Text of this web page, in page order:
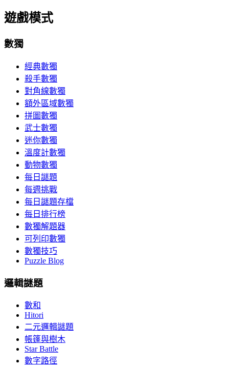
遊戲模式
數獨
經典數獨
殺手數獨
對角線數獨
額外區域數獨
拼圖數獨
武士數獨
迷你數獨
溫度計數獨
動物數獨
每日謎題
每週挑戰
每日謎題存檔
每日排行榜
數獨解題器
可列印數獨
數獨技巧
Puzzle Blog
邏輯謎題
數和
Hitori
二元邏輯謎題
帳篷與樹木
Star Battle
數字路徑